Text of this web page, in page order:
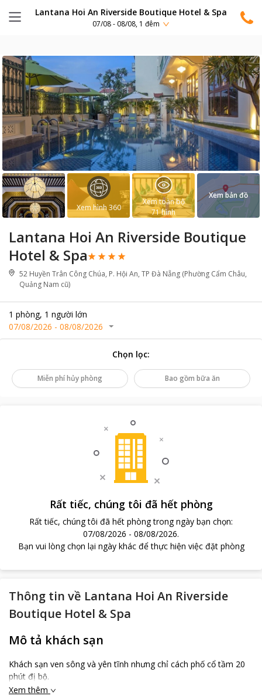
Lantana Hoi An Riverside Boutique Hotel & Spa
07/08 - 08/08, 1 đêm
Lantana Hoi An Riverside Boutique
Hotel & Spa
52 Huyền Trân Công Chúa, P. Hội An, TP Đà Nẵng (Phường Cẩm Châu,
Quảng Nam cũ)
1 phòng, 1 người lớn
07/08/2026 - 08/08/2026
Xem hình 360
Xem toàn bộ
71hình
Xem bản đồ
Chọn lọc:
Miễn phí hủy phòng Bao gồm bữa ăn
Rất tiếc, chúng tôi đã hết phòng
Rất tiếc, chúng tôi đã hết phòng trong ngày bạn chọn:
07/08/2026 - 08/08/2026.
Bạn vui lòng chọn lại ngày khác để thực hiện việc đặt phòng
Thông tin về Lantana Hoi An Riverside
Boutique Hotel & Spa
Mô tả khách sạn
Khách sạn ven sông và yên tĩnh nhưng chỉ cách phố cổ tầm 20
phút đị bộ.
Xem thêm